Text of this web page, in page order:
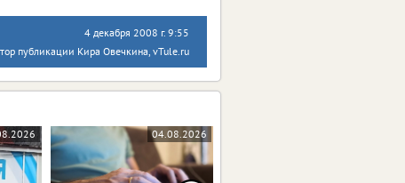
4 декабря 2008 г. 9:55
публикации Кира Овечкина, vTule.ru
04.08.2026